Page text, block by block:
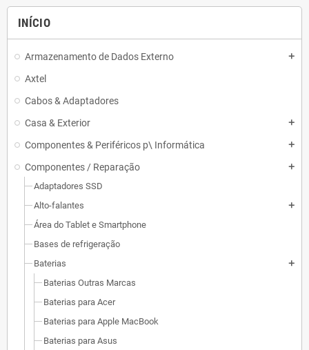
INÍCIO
Armazenamento de Dados Externo add
Axtel
Cabos & Adaptadores
Casa & Exterior
add
Componentes & Periféricos p\ Informática add
Componentes / Reparação add
Adaptadores SSD
Alto-falantes
add
Área do Tablet e Smartphone
Bases de refrigeração
Baterias
add
Baterias Outras Marcas
Baterias para Acer
Baterias para Apple MacBook
Baterias para Asus